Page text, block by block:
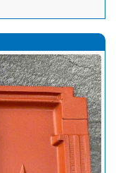
ngói thông dụng và
kỹ thuật nhất
hai loại chính là ngói
phẩm được sản xuất
chính là đất sét, sau đó
nhiều ưu điểm nổi bật
trình.